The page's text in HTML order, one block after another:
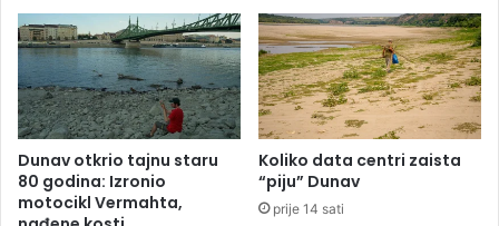
i
”
:
P
r
o
t
e
s
Dunav otkrio tajnu staru
80 godina: Izronio
motocikl Vermahta,
Koliko data centri zaista
“piju” Dunav
prije 14 sati